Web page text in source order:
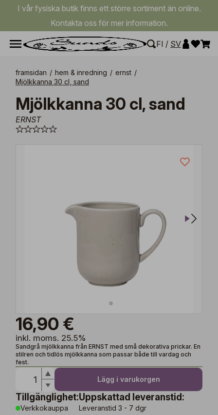
I vår fysiska butik finns ett större sortiment än online.
Kontakta oss för mer information.
FI / SV
framsidan / hem & inredning / ernst /
Mjölkkanna 30 cl, sand
Mjölkkanna 30 cl, sand
ERNST
16,90 €
inkl. moms. 25.5%
Sandgrå mjölkkanna från ERNST med små dekorativa prickar. En
stilren och tidlös mjölkkanna som passar både till vardag och
fest.
Lägg i varukorgen
Tillgänglighet:
Verkkokauppa
Uppskattad leveranstid:
Leveranstid 3 - 7 dgr